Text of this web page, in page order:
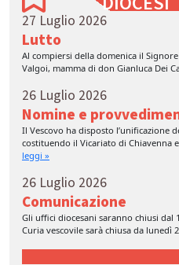
27 Luglio 2026
Lutto
Al compiersi della domenica il
Valgoi, mamma di don Gianluca Dei
26 Luglio 2026
Nomine e
Il Vescovo ha disposto l’unificazione
costituendo il Vicariato di Chiavenna
leggi »
26 Luglio 2026
Comunicazione
Gli uffici diocesani saranno chiusi dal
Curia vescovile sarà chiusa da lunedì